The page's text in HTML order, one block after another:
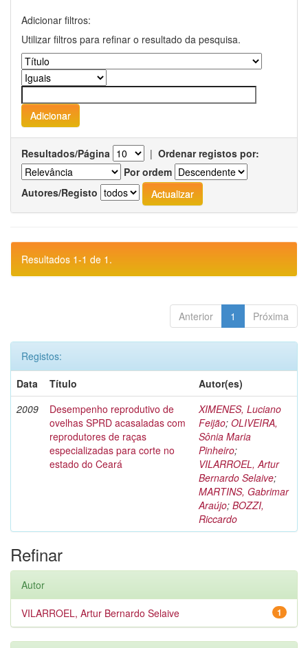
Adicionar filtros:
Utilizar filtros para refinar o resultado da pesquisa.
Resultados/Página | Ordenar registos por:
Por ordem
Autores/Registo
Resultados 1-1 de 1.
Anterior 1 Próxima
Registos:
Data
Título
Autor(es)
2009
Desempenho reprodutivo de
ovelhas SPRD acasaladas com
reprodutores de raças
especializadas para corte no
estado do Ceará
XIMENES, Luciano
Feijão; OLIVEIRA,
Sônia Maria
Pinheiro;
VILARROEL, Artur
Bernardo Selaive;
MARTINS, Gabrimar
Araújo; BOZZI,
Riccardo
Refinar
Autor
1
VILARROEL, Artur Bernardo Selaive